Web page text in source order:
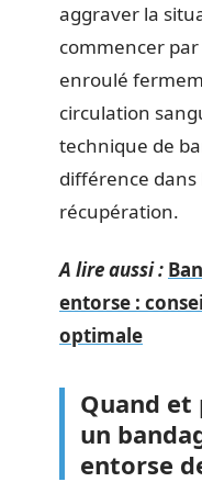
aggraver la
commencer
enroulé
circulation
technique de
différence dans
récupération.
A lire aussi :
entorse :
optimale
Quand
un
entorse